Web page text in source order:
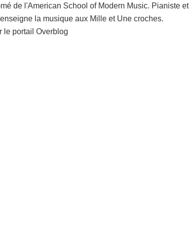
de l'American School of Modern Music. Pianiste et
la musique aux Mille et Une croches.
le portail Overblog